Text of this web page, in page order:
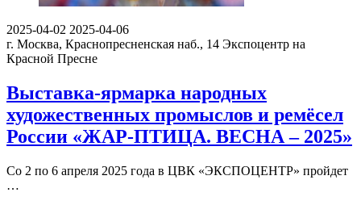
2025-04-02 2025-04-06
г. Москва, Краснопресненская наб., 14 Экспоцентр на
Красной Пресне
Выставка-ярмарка народных
художественных промыслов и ремёсел
России «ЖАР-ПТИЦА. ВЕСНА – 2025»
Со 2 по 6 апреля 2025 года в ЦВК «ЭКСПОЦЕНТР» пройдет
…